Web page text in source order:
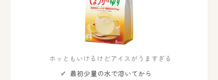
ホッともいけるけどアイスがうますぎる
最初少量の水で溶いてから